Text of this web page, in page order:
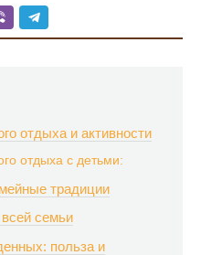
отдыха и активности
отдыха с детьми:
традиции
семьи
польза и